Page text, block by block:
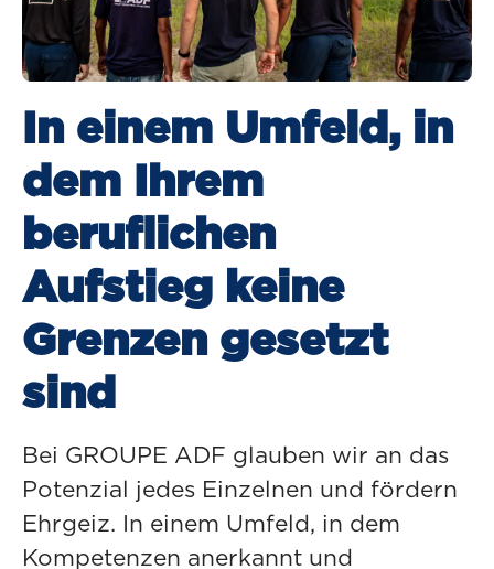
In einem Umfeld, in
dem Ihrem
beruflichen
Aufstieg keine
Grenzen gesetzt
sind
Bei GROUPE ADF glauben wir an das
Potenzial jedes Einzelnen und fördern
Ehrgeiz. In einem Umfeld, in dem
Kompetenzen anerkannt und